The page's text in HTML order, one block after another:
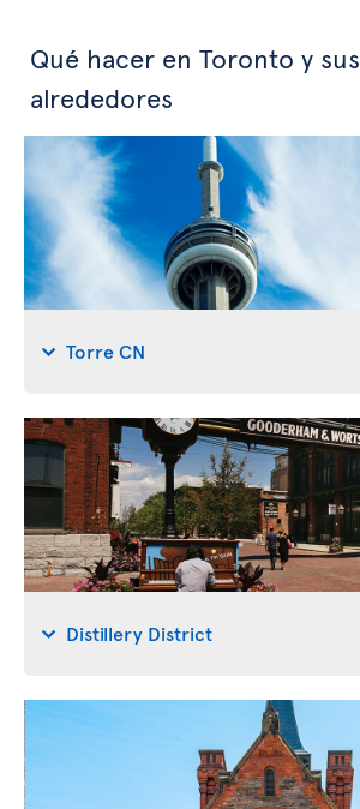
Qué hacer en Toronto y sus
alrededores
Torre CN
Distillery District